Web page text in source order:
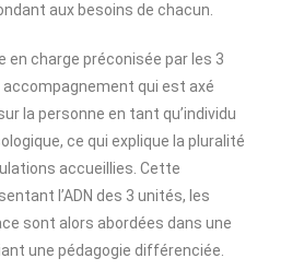
aux besoins de chacun.
en charge préconisée par les 3
qui est axé
la personne en tant qu’individu
ce qui explique la pluralité
accueillies. Cette
l’ADN des 3 unités, les
sont alors abordées dans une
une pédagogie différenciée.